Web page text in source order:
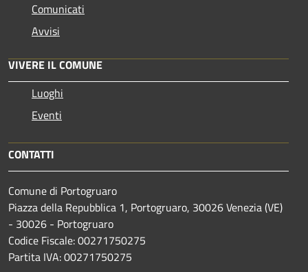
Comunicati
Avvisi
VIVERE IL COMUNE
Luoghi
Eventi
CONTATTI
Comune di Portogruaro
Piazza della Repubblica 1, Portogruaro, 30026 Venezia (VE)
- 30026 - Portogruaro
Codice Fiscale: 00271750275
Partita IVA: 00271750275